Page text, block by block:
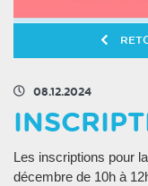
08.12.2024
Les inscriptions pour
décembre de 10h à